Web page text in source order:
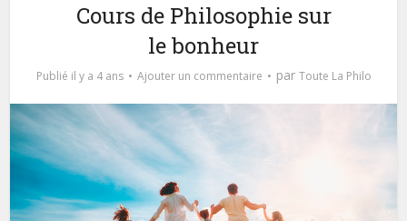
Cours de Philosophie sur
le bonheur
Publié il y a 4 ans Ajouter un commentaire par Toute La Philo